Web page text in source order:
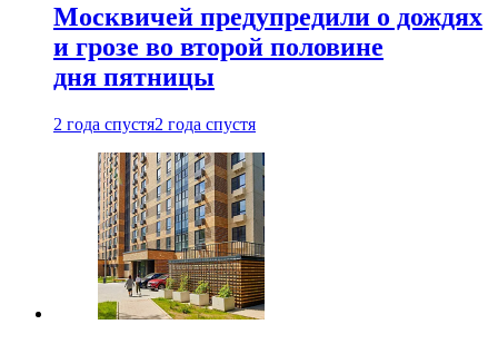
Москвичей предупредили о дождях
и грозе во второй половине
дня пятницы
2 года спустя2 года спустя